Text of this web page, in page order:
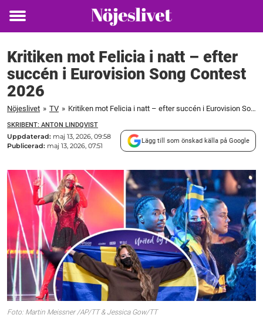
Toggle
Kritiken mot Felicia i natt – efter
succén i Eurovision Song Contest
2026
Nöjeslivet » TV » Kritiken mot Felicia i natt – efter succén i Eurovision Song Contest 2026
SKRIBENT: ANTON LINDQVIST
Uppdaterad: maj 13, 2026, 09:58
Publicerad: maj 13, 2026, 07:51
Lägg till som önskad källa på Google
Foto: Martin Meissner /AP/TT & Jessica Gow/TT